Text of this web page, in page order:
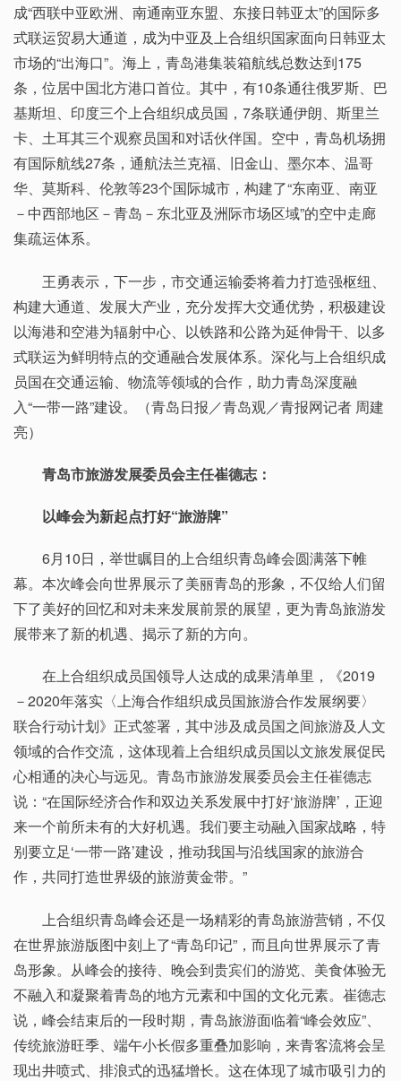
成“西联中亚欧洲、南通南亚东盟、东接日韩亚太”的国际多
式联运贸易大通道，成为中亚及上合组织国家面向日韩亚太
市场的“出海口”。海上，青岛港集装箱航线总数达到175
条，位居中国北方港口首位。其中，有10条通往俄罗斯、巴
基斯坦、印度三个上合组织成员国，7条联通伊朗、斯里兰
卡、土耳其三个观察员国和对话伙伴国。空中，青岛机场拥
有国际航线27条，通航法兰克福、旧金山、墨尔本、温哥
华、莫斯科、伦敦等23个国际城市，构建了“东南亚、南亚
－中西部地区－青岛－东北亚及洲际市场区域”的空中走廊
集疏运体系。
王勇表示，下一步，市交通运输委将着力打造强枢纽、
构建大通道、发展大产业，充分发挥大交通优势，积极建设
以海港和空港为辐射中心、以铁路和公路为延伸骨干、以多
式联运为鲜明特点的交通融合发展体系。深化与上合组织成
员国在交通运输、物流等领域的合作，助力青岛深度融
入“一带一路”建设。（青岛日报／青岛观／青报网记者 周建
亮）
青岛市旅游发展委员会主任崔德志：
以峰会为新起点打好“旅游牌”
6月10日，举世瞩目的上合组织青岛峰会圆满落下帷
幕。本次峰会向世界展示了美丽青岛的形象，不仅给人们留
下了美好的回忆和对未来发展前景的展望，更为青岛旅游发
展带来了新的机遇、揭示了新的方向。
在上合组织成员国领导人达成的成果清单里，《2019
－2020年落实〈上海合作组织成员国旅游合作发展纲要〉
联合行动计划》正式签署，其中涉及成员国之间旅游及人文
领域的合作交流，这体现着上合组织成员国以文旅发展促民
心相通的决心与远见。青岛市旅游发展委员会主任崔德志
说：“在国际经济合作和双边关系发展中打好‘旅游牌’，正迎
来一个前所未有的大好机遇。我们要主动融入国家战略，特
别要立足‘一带一路’建设，推动我国与沿线国家的旅游合
作，共同打造世界级的旅游黄金带。”
上合组织青岛峰会还是一场精彩的青岛旅游营销，不仅
在世界旅游版图中刻上了“青岛印记”，而且向世界展示了青
岛形象。从峰会的接待、晚会到贵宾们的游览、美食体验无
不融入和凝聚着青岛的地方元素和中国的文化元素。崔德志
说，峰会结束后的一段时期，青岛旅游面临着“峰会效应”、
传统旅游旺季、端午小长假多重叠加影响，来青客流将会呈
现出井喷式、排浪式的迅猛增长。这在体现了城市吸引力的